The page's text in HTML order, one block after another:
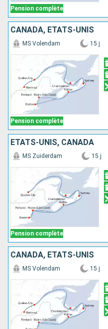
Pension complète
CANADA, ÉTATS-UNIS
Pension complète
MS Volendam 15 j
ÉTATS-UNIS, CANADA
Pension complète
MS Zuiderdam 15 j
CANADA, ÉTATS-UNIS
MS Volendam 15 j